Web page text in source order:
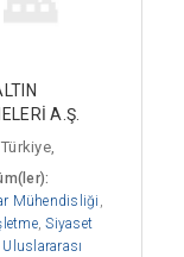
A.Ş.
Mühendisliği ,
,Siyaset